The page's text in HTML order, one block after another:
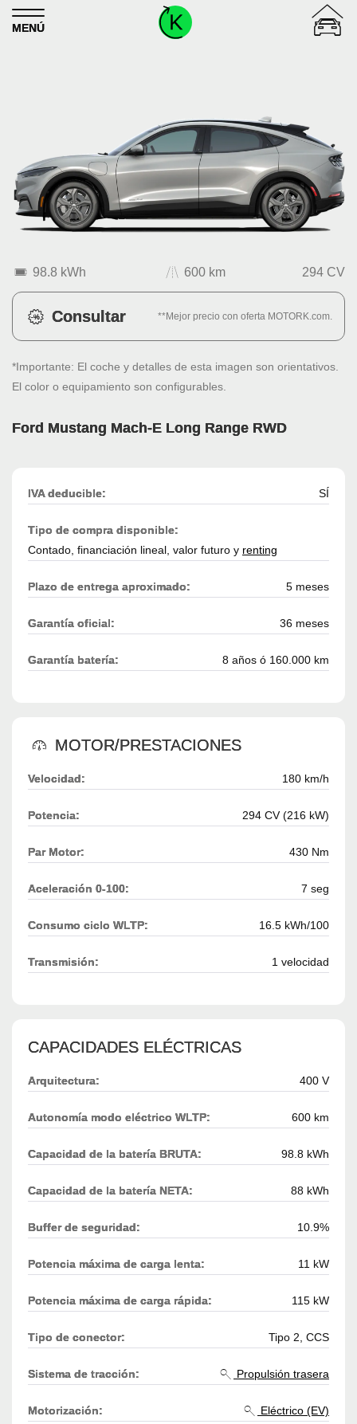
Skip to content
MENÚ
98.8 kWh 600 km 294 CV
Consultar **Mejor precio con oferta MOTORK.com.
*Importante: El coche y detalles de esta imagen son orientativos.
El color o equipamiento son configurables.
Ford Mustang Mach-E Long Range RWD
IVA deducible: SÍ
Tipo de compra disponible:
Contado, financiación lineal, valor futuro y renting
Plazo de entrega aproximado: 5 meses
Garantía oficial: 36 meses
Garantía batería: 8 años ó 160.000 km
MOTOR/PRESTACIONES
Velocidad: 180 km/h
Potencia: 294 CV (216 kW)
Par Motor: 430 Nm
Aceleración 0-100: 7 seg
Consumo ciclo WLTP: 16.5 kWh/100
Transmisión: 1 velocidad
CAPACIDADES ELÉCTRICAS
Arquitectura: 400 V
Autonomía modo eléctrico WLTP: 600 km
Capacidad de la batería BRUTA: 98.8 kWh
Capacidad de la batería NETA: 88 kWh
Buffer de seguridad: 10.9%
Potencia máxima de carga lenta: 11 kW
Potencia máxima de carga rápida: 115 kW
Tipo de conector: Tipo 2, CCS
Sistema de tracción: Propulsión trasera
Motorización: Eléctrico (EV)